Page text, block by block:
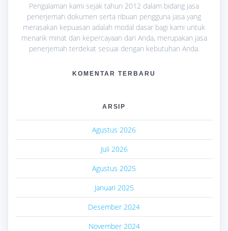
Pengalaman kami sejak tahun 2012 dalam bidang jasa
penerjemah dokumen serta ribuan pengguna jasa yang
merasakan kepuasan adalah modal dasar bagi kami untuk
menarik minat dan kepercayaan dari Anda, merupakan jasa
penerjemah terdekat sesuai dengan kebutuhan Anda.
KOMENTAR TERBARU
ARSIP
Agustus 2026
Juli 2026
Agustus 2025
Januari 2025
Desember 2024
November 2024